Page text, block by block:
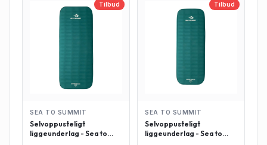
Tilbud
SEA TO SUMMIT
Selvoppusteligt
liggeunderlag - Sea to
Tilbud
SEA TO SUMMIT
Selvoppusteligt
liggeunderlag - Sea to